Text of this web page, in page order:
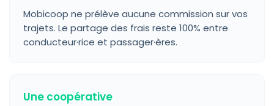
Mobicoop ne prélève aucune commission sur vos
trajets. Le partage des frais reste 100% entre
conducteur·rice et passager·ères.
Une coopérative